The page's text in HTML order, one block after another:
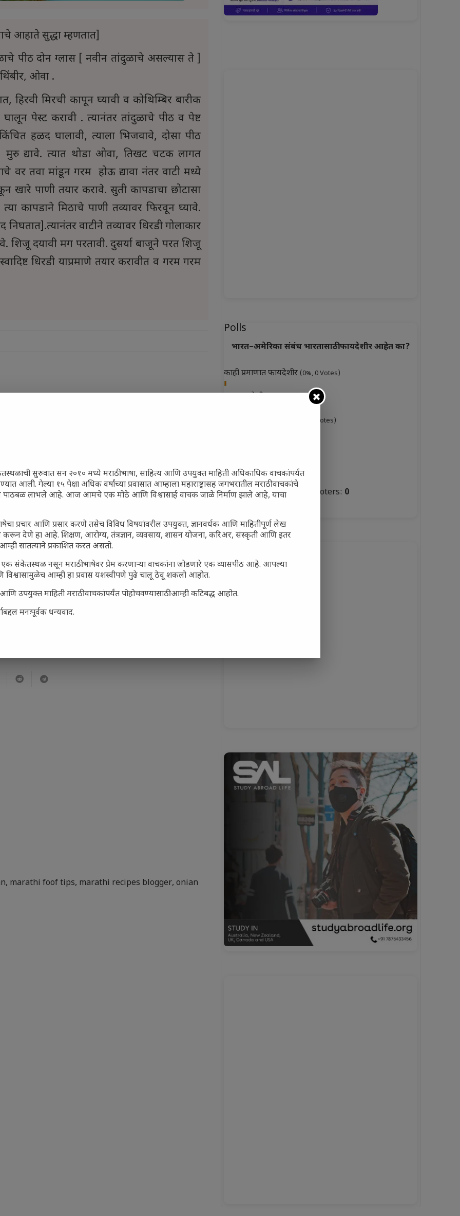
आहाते सुद्धा म्हणतात]
पीठ दोन ग्लास [ नवीन तांदुळाचे असल्यास ते ]
ओवा .
हिरवी मिरची कापून घ्यावी व कोथिम्बिर बारीक
पेस्ट करावी . त्यानंतर तांदुळाचे पीठ व पेष्ट
हळद घालावी, त्याला भिजवावे, दोसा पीठ
मुरु द्यावे. त्यात थोडा ओवा, तिखट चटक लागत
वर तवा मांडून गरम होऊ द्यावा नंतर वाटी मध्ये
पाणी तयार करावे. सुती कापडाचा छोटासा
कापडाने मिठाचे पाणी तव्यावर फिरवून घ्यावे.
वाटीने तव्यावर धिरडी गोलाकार
शिजू दयावी मग परतावी. दुसर्या बाजूने परत शिजू
धिरडी याप्रमाणे तयार करावीत व गरम गरम
: Maharashtra
recipes, Indian
hot recipes,
Guide"
पाया शोरबा
In "Marathi Recipes : Maharashtra
, marathi foof tips, marathi recipes blogger, onian
Polls
भारत–अमेरिका संबंध भारतासाठी फायदेशीर आहेत का?
काही प्रमाणात फायदेशीर (0%, 0 Votes)
(0%, 3 Votes)
(0%, 0 Votes)
तटस्थ(0%, 3 Votes)
Total Voters: 0
सुरुवात सन २०१० मध्ये मराठी भाषा, साहित्य आणि उपयुक्त माहिती अधिकाधिक वाचकांपर्यंत
आली. गेल्या १५ पेक्षा अधिक वर्षांच्या प्रवासात आम्हाला महाराष्ट्रासह जगभरातील मराठी वाचकांचे
पाठबळ लाभले आहे. आज आमचे एक मोठे आणि विश्वासार्ह वाचक जाळे निर्माण झाले आहे, याचा
प्रचार आणि प्रसार करणे तसेच विविध विषयांवरील उपयुक्त, ज्ञानवर्धक आणि माहितीपूर्ण लेख
करून देणे हा आहे. शिक्षण, आरोग्य, तंत्रज्ञान, व्यवसाय, शासन योजना, करिअर, संस्कृती आणि इतर
सातत्याने प्रकाशित करत असतो.
संकेतस्थळ नसून मराठी भाषेवर प्रेम करणाऱ्या वाचकांना जोडणारे एक व्यासपीठ आहे. आपल्या
आम्ही हा प्रवास यशस्वीपणे पुढे चालू ठेवू शकलो आहोत.
आणि उपयुक्त माहिती मराठी वाचकांपर्यंत पोहोचवण्यासाठी आम्ही कटिबद्ध आहोत.
मनःपूर्वक धन्यवाद.